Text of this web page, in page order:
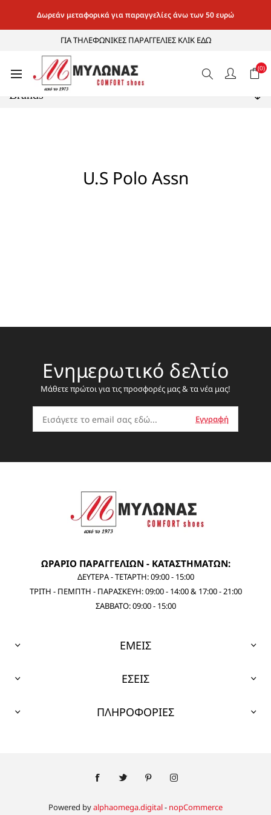
Δωρεάν μεταφορικά για παραγγελίες άνω των 50 ευρώ
ΓΙΑ ΤΗΛΕΦΩΝΙΚΕΣ ΠΑΡΑΓΓΕΛΙΕΣ ΚΛΙΚ ΕΔΩ
(0)
Κατηγορίες
Brands
U.S Polo Assn
Ενημερωτικό δελτίο
Μάθετε πρώτοι για τις προσφορές μας & τα νέα μας!
ΩΡΑΡΙΟ ΠΑΡΑΓΓΕΛΙΩΝ - ΚΑΤΑΣΤΗΜΑΤΩΝ:
ΔΕΥΤΕΡΑ - ΤΕΤΑΡΤΗ: 09:00 - 15:00
ΤΡΙΤΗ - ΠΕΜΠΤΗ - ΠΑΡΑΣΚΕΥΗ: 09:00 - 14:00 & 17:00 - 21:00
ΣΑΒΒΑΤΟ: 09:00 - 15:00
ΕΜΕΙΣ
ΕΣΕΙΣ
ΠΛΗΡΟΦΟΡΙΕΣ
Powered byalphaomega.digital- nopCommerce